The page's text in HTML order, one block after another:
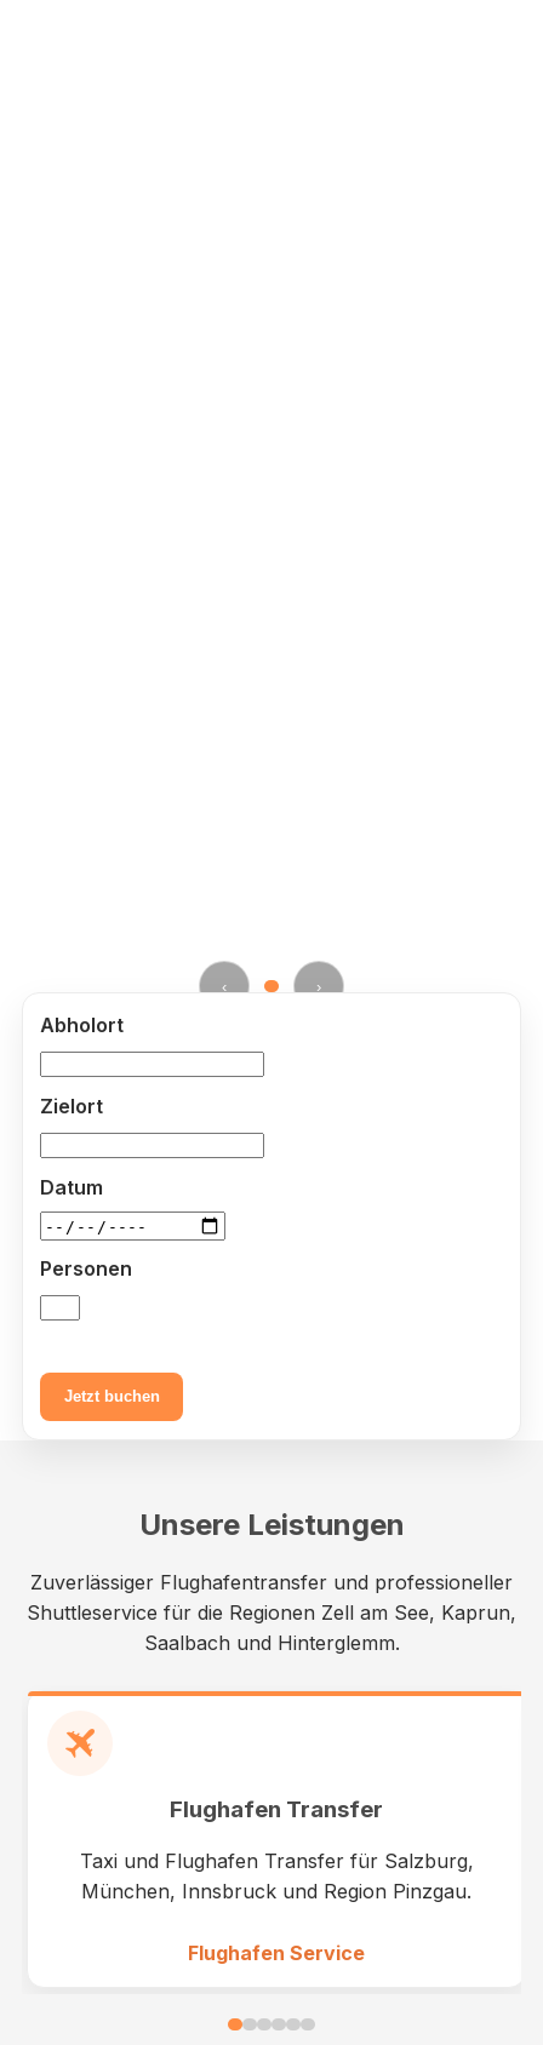
‹ ›
Abholort
Zielort
Datum
Personen
Jetzt buchen
Unsere Leistungen
Zuverlässiger Flughafentransfer und professioneller
Shuttleservice für die Regionen Zell am See, Kaprun,
Saalbach und Hinterglemm.
Flughafen Transfer
Taxi und Flughafen Transfer für Salzburg,
München, Innsbruck und Region Pinzgau.
Flughafen Service